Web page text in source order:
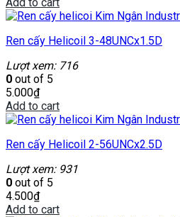
Ren cấy Helicoil 3-48UNCx1.5D
Lượt xem: 716
0 out of 5
5.000₫
Add to cart
Ren cấy Helicoil 2-56UNCx2.5D
Lượt xem: 931
0 out of 5
4.500₫
Add to cart